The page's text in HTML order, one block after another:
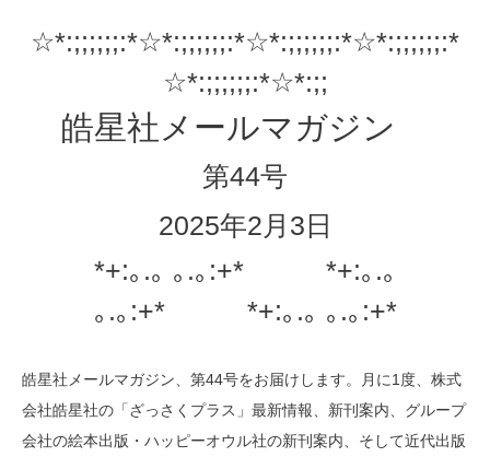
☆*:;;;;;;:*☆*:;;;;;;:*☆*:;;;;;;:*☆*:;;;;;;:*
☆*:;;;;;;:*☆*:;;
皓星社メールマガジン
第44号
2025年2月3日
*+:｡.｡ ｡.｡:+* *+:｡.｡
｡.｡:+* *+:｡.｡ ｡.｡:+*
皓星社メールマガジン、第44号をお届けします。月に1度、株式
会社皓星社の「ざっさくプラス」最新情報、新刊案内、グループ
会社の絵本出版・ハッピーオウル社の新刊案内、そして近代出版